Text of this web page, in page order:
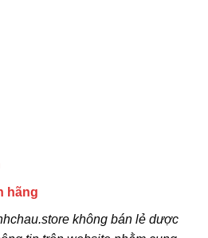
hãng
không bán lẻ dược